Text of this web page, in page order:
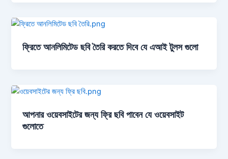
ফ্রিতে আনলিমিটেড ছবি তৈরি করতে দিবে যে এআই টুলস গুলো
আপনার ওয়েবসাইটের জন্য ফ্রি ছবি পাবেন যে ওয়েবসাইট
গুলোতে